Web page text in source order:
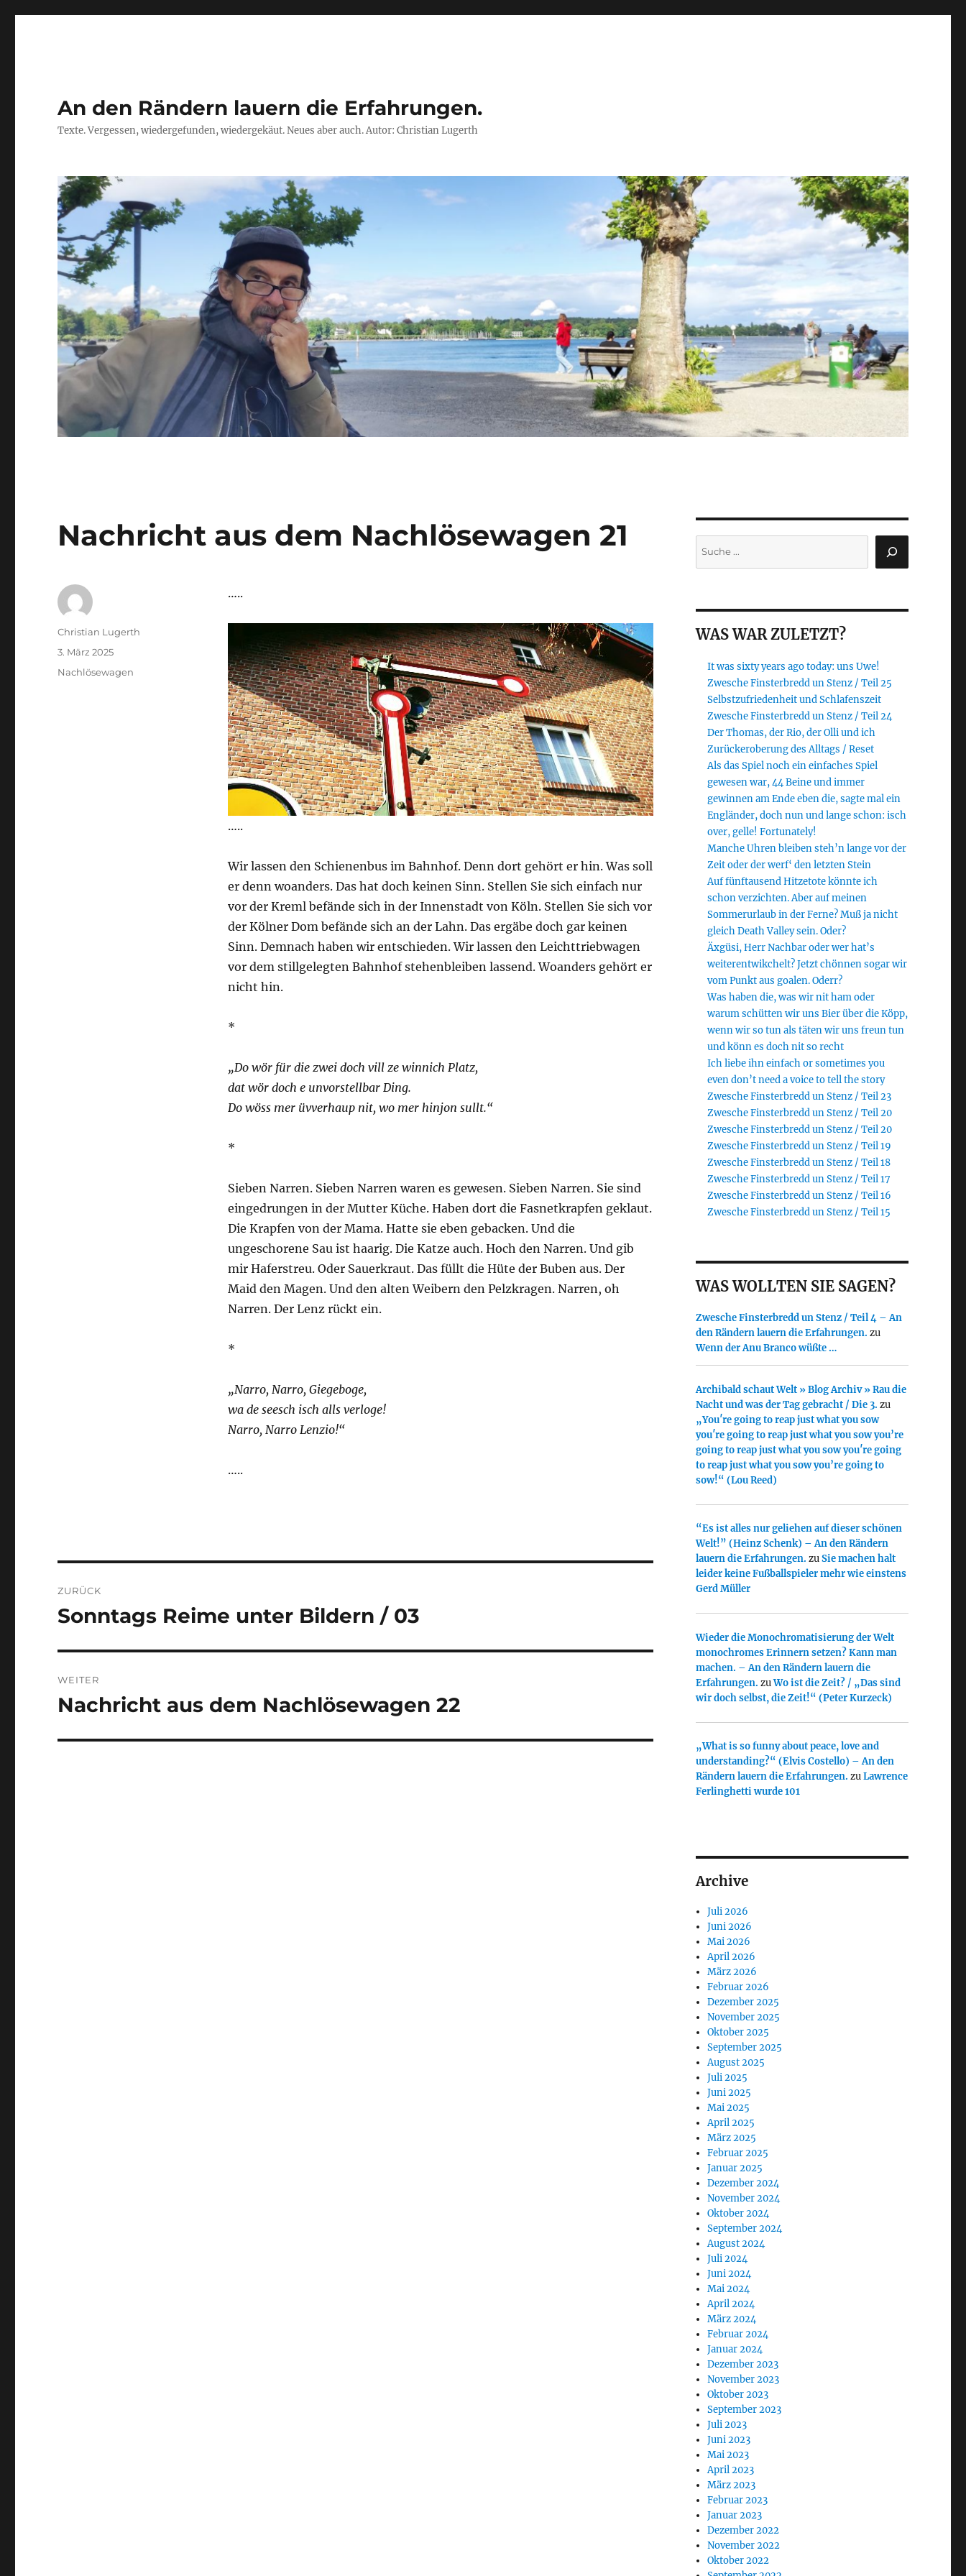
An den Rändern lauern die Erfahrungen.
Texte. Vergessen, wiedergefunden, wiedergekäut. Neues aber auch. Autor: Christian Lugerth
Nachricht aus dem Nachlösewagen 21
…..
…..
Wir lassen den Schienenbus im Bahnhof. Denn dort gehört er hin. Was soll
er denn woanders. Das hat doch keinen Sinn. Stellen Sie sich einfach nur
vor der Kreml befände sich in der Innenstadt von Köln. Stellen Sie sich vor
der Kölner Dom befände sich an der Lahn. Das ergäbe doch gar keinen
Sinn. Demnach haben wir entschieden. Wir lassen den Leichttriebwagen
vor dem stillgelegten Bahnhof stehenbleiben lassend. Woanders gehört er
nicht hin.
*
„Do wör für die zwei doch vill ze winnich Platz,
dat wör doch e unvorstellbar Ding.
Do wöss mer üvverhaup nit, wo mer hinjon sullt.“
*
Sieben Narren. Sieben Narren waren es gewesen. Sieben Narren. Sie sind
eingedrungen in der Mutter Küche. Haben dort die Fasnetkrapfen geklaut.
Die Krapfen von der Mama. Hatte sie eben gebacken. Und die
ungeschorene Sau ist haarig. Die Katze auch. Hoch den Narren. Und gib
mir Haferstreu. Oder Sauerkraut. Das füllt die Hüte der Buben aus. Der
Maid den Magen. Und den alten Weibern den Pelzkragen. Narren, oh
Narren. Der Lenz rückt ein.
*
„Narro, Narro, Giegeboge,
wa de seesch isch alls verloge!
Narro, Narro Lenzio!“
…..
Autor
Christian Lugerth
Veröffentlicht
3. März 2025
Kategorien
Nachlösewagen
ZURÜCK
Vorheriger
Sonntags Reime unter Bildern / 03
WEITER
Nächster
Nachricht aus dem Nachlösewagen 22
WAS WAR ZULETZT?
It was sixty years ago today: uns Uwe!
Zwesche Finsterbredd un Stenz / Teil 25
Selbstzufriedenheit und Schlafenszeit
Zwesche Finsterbredd un Stenz / Teil 24
Der Thomas, der Rio, der Olli und ich
Zurückeroberung des Alltags / Reset
Als das Spiel noch ein einfaches Spiel
gewesen war, 44 Beine und immer
gewinnen am Ende eben die, sagte mal ein
Engländer, doch nun und lange schon: isch
over, gelle! Fortunately!
Manche Uhren bleiben steh’n lange vor der
Zeit oder der werf‘ den letzten Stein
Auf fünftausend Hitzetote könnte ich
schon verzichten. Aber auf meinen
Sommerurlaub in der Ferne? Muß ja nicht
gleich Death Valley sein. Oder?
Äxgüsi, Herr Nachbar oder wer hat’s
weiterentwikchelt? Jetzt chönnen sogar wir
vom Punkt aus goalen. Oderr?
Was haben die, was wir nit ham oder
warum schütten wir uns Bier über die Köpp,
wenn wir so tun als täten wir uns freun tun
und könn es doch nit so recht
Ich liebe ihn einfach or sometimes you
even don’t need a voice to tell the story
Zwesche Finsterbredd un Stenz / Teil 23
Zwesche Finsterbredd un Stenz / Teil 20
Zwesche Finsterbredd un Stenz / Teil 20
Zwesche Finsterbredd un Stenz / Teil 19
Zwesche Finsterbredd un Stenz / Teil 18
Zwesche Finsterbredd un Stenz / Teil 17
Zwesche Finsterbredd un Stenz / Teil 16
Zwesche Finsterbredd un Stenz / Teil 15
WAS WOLLTEN SIE SAGEN?
Zwesche Finsterbredd un Stenz / Teil 4 – An
den Rändern lauern die Erfahrungen. zu
Wenn der Anu Branco wüßte …
Archibald schaut Welt » Blog Archiv » Rau die
Nacht und was der Tag gebracht / Die 3. zu
„You′re going to reap just what you sow
you′re going to reap just what you sow you’re
going to reap just what you sow you′re going
to reap just what you sow you’re going to
sow!“ (Lou Reed)
“Es ist alles nur geliehen auf dieser schönen
Welt!” (Heinz Schenk) – An den Rändern
lauern die Erfahrungen. zuSie machen halt
leider keine Fußballspieler mehr wie einstens
Gerd Müller
Wieder die Monochromatisierung der Welt
monochromes Erinnern setzen? Kann man
machen. – An den Rändern lauern die
Erfahrungen. zuWo ist die Zeit? / „Das sind
wir doch selbst, die Zeit!“ (Peter Kurzeck)
„What is so funny about peace, love and
understanding?“ (Elvis Costello) – An den
Rändern lauern die Erfahrungen. zuLawrence
Ferlinghetti wurde 101
Archive
Juli 2026
Juni 2026
Mai 2026
April 2026
März 2026
Februar 2026
Dezember 2025
November 2025
Oktober 2025
September 2025
August 2025
Juli 2025
Juni 2025
Mai 2025
April 2025
März 2025
Februar 2025
Januar 2025
Dezember 2024
November 2024
Oktober 2024
September 2024
August 2024
Juli 2024
Juni 2024
Mai 2024
April 2024
März 2024
Februar 2024
Januar 2024
Dezember 2023
November 2023
Oktober 2023
September 2023
Juli 2023
Juni 2023
Mai 2023
April 2023
März 2023
Februar 2023
Januar 2023
Dezember 2022
November 2022
Oktober 2022